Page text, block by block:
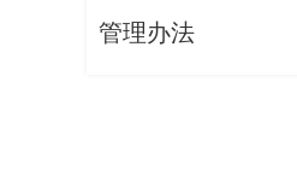
管理办法